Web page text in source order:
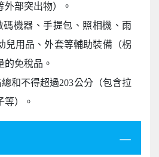
外部突出物）。
碼機器、手提包、照相機、雨
兒用品、外套等輔助裝備（柺
的免稅品。
和不得超過203公分（包含拉
等）。